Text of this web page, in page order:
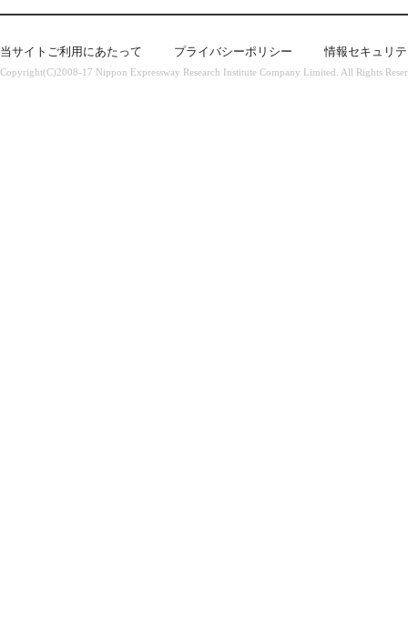
当サイトご利用にあたって プライバシーポリシー 情報セキュリ
Copyright(C)2008-17 Nippon Expressway Research Institute Company Limited. All Rights